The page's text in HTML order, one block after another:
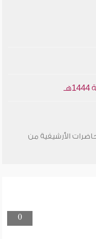
الأرشيفية من
0